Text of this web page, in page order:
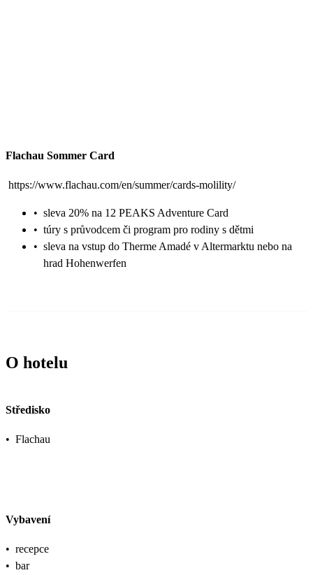
Flachau Sommer Card
https://www.flachau.com/en/summer/cards-molility/
• sleva 20% na 12 PEAKS Adventure Card
• túry s průvodcem či program pro rodiny s dětmi
• sleva na vstup do Therme Amadé v Altermarktu nebo na
hrad Hohenwerfen
O hotelu
Středisko
• Flachau
Vybavení
• recepce
• bar